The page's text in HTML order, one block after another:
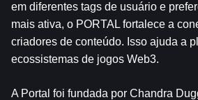
em diferentes tags de usuário e
mais ativa, o PORTAL fortalece a
criadores de conteúdo. Isso ajuda a
ecossistemas de jogos Web3.
A Portal foi fundada por Chandra